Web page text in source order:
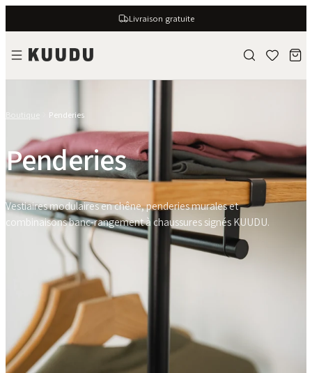
Livraison gratuite
Boutique Penderies
Penderies
Vestiaires modulaires en chêne, penderies murales et
combinaisons banc-rangement à chaussures signés KUUDU.